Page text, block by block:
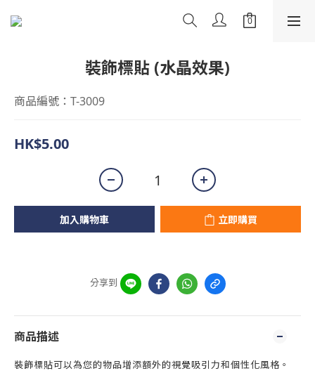
裝飾標貼 (水晶效果)
商品編號：T-3009
HK$5.00
加入購物車 立即購買
分享到
商品描述
裝飾標貼可以為您的物品增添額外的視覺吸引力和個性化風格。